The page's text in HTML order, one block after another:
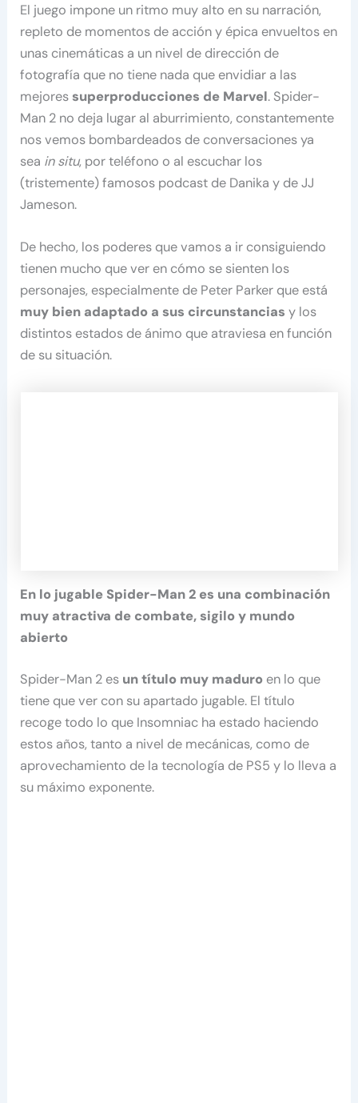
El juego impone un ritmo muy alto en su narración,
repleto de momentos de acción y épica envueltos en
unas cinemáticas a un nivel de dirección de
fotografía que no tiene nada que envidiar a las
mejoressuperproducciones de Marvel. Spider-
Man 2 no deja lugar al aburrimiento, constantemente
nos vemos bombardeados de conversaciones ya
sea in situ, por teléfono o al escuchar los
(tristemente) famosos podcast de Danika y de JJ
Jameson.
De hecho, los poderes que vamos a ir consiguiendo
tienen mucho que ver en cómo se sienten los
personajes, especialmente de Peter Parker que está
muy bien adaptado a sus circunstancias y los
distintos estados de ánimo que atraviesa en función
de su situación.
En lo jugable Spider-Man 2 es una combinación
muy atractiva de combate, sigilo y mundo
abierto
Spider-Man 2 es un título muy maduro en lo que
tiene que ver con su apartado jugable. El título
recoge todo lo que Insomniac ha estado haciendo
estos años, tanto a nivel de mecánicas, como de
aprovechamiento de la tecnología de PS5 y lo lleva a
su máximo exponente.